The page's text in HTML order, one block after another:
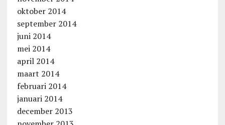
oktober 2014
september 2014
juni 2014
mei 2014
april 2014
maart 2014
februari 2014
januari 2014
december 2013